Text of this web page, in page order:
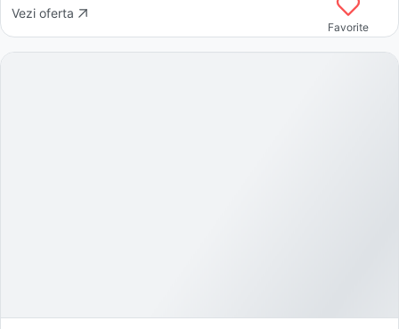
Vezi oferta
Favorite